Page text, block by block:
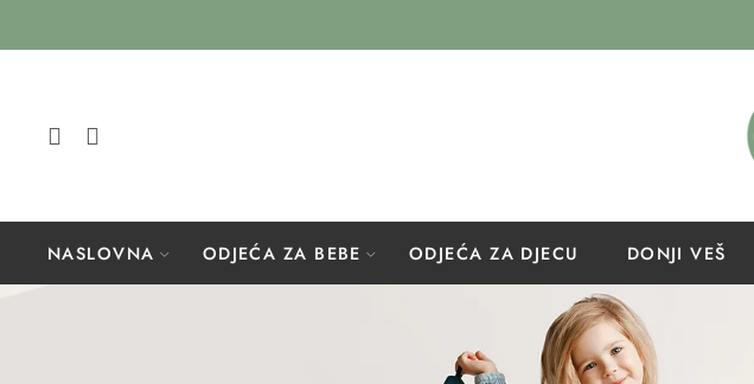
NASLOVNA ODJEĆA ZA BEBE ODJEĆA ZA DJECU DONJI VEŠ